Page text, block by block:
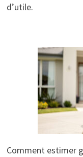
d’utile.
Comment estimer